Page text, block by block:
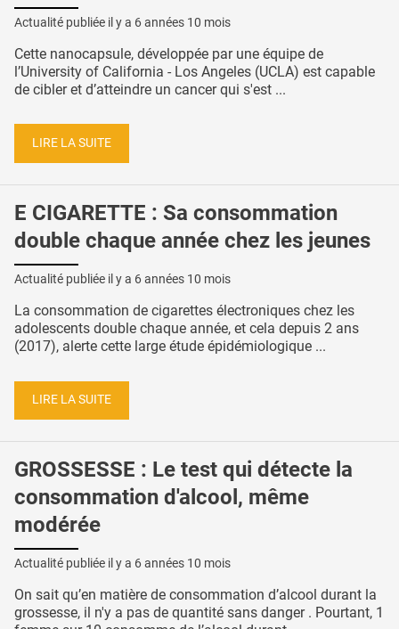
Actualité publiée il y a 6 années 10 mois
Cette nanocapsule, développée par une équipe de
l’University of California - Los Angeles (UCLA) est capable
de cibler et d’atteindre un cancer qui s'est ...
LIRE LA SUITE
E CIGARETTE : Sa consommation
double chaque année chez les jeunes
Actualité publiée il y a 6 années 10 mois
La consommation de cigarettes électroniques chez les
adolescents double chaque année, et cela depuis 2 ans
(2017), alerte cette large étude épidémiologique ...
LIRE LA SUITE
GROSSESSE : Le test qui détecte la
consommation d'alcool, même
modérée
Actualité publiée il y a 6 années 10 mois
On sait qu’en matière de consommation d’alcool durant la
grossesse, il n'y a pas de quantité sans danger . Pourtant, 1